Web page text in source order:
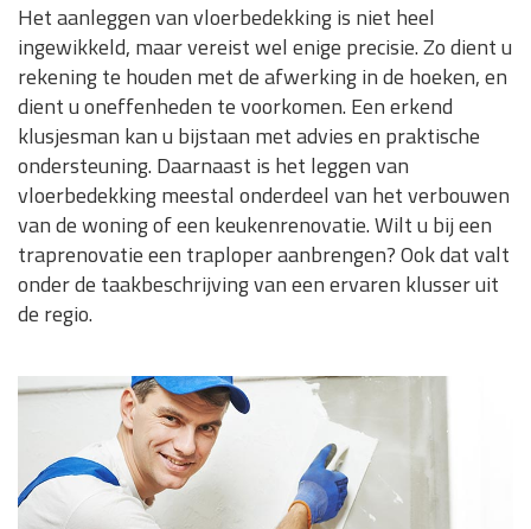
Het aanleggen van vloerbedekking is niet heel
ingewikkeld, maar vereist wel enige precisie. Zo dient u
rekening te houden met de afwerking in de hoeken, en
dient u oneffenheden te voorkomen. Een erkend
klusjesman kan u bijstaan met advies en praktische
ondersteuning. Daarnaast is het leggen van
vloerbedekking meestal onderdeel van het verbouwen
van de woning of een keukenrenovatie. Wilt u bij een
traprenovatie een traploper aanbrengen? Ook dat valt
onder de taakbeschrijving van een ervaren klusser uit
de regio.